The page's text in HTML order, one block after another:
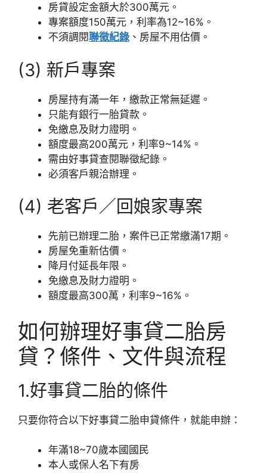
房貸設定金額大於300萬元。
專案額度150萬元，利率為12~16%。
不須調閱聯徵紀錄 、房屋不用估價。
(3) 新戶專案
房屋持有滿一年，繳款正常無延遲。
只能有銀行一胎貸款。
免繳息及財力證明。
額度最高200萬元，利率9~14%。
需由好事貸查閱聯徵紀錄。
必須客戶親洽辦理。
(4) 老客戶／回娘家專案
先前已辦理二胎，案件已正常繳滿17期。
房屋免重新估價。
降月付延長年限。
免繳息及財力證明。
額度最高300萬，利率9~16%。
如何辦理好事貸二胎房
貸？條件、文件與流程
1.好事貸二胎的條件
只要你符合以下好事貸二胎申貸條件，就能申辦：
年滿18~70歲本國國民
本人或保人名下有房